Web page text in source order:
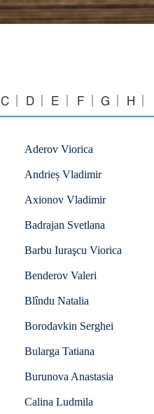
C D E F G H
Aderov Viorica
Andrieș Vladimir
Axionov Vladimir
Badrajan Svetlana
Barbu Iuraşcu Viorica
Benderov Valeri
Blîndu Natalia
Borodavkin Serghei
Bularga Tatiana
Burunova Anastasia
Calina Ludmila